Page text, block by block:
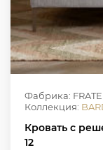
Фабрика:
Коллекция:
Кровать с
12